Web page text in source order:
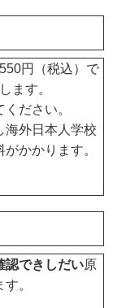
円（税込）で
ます。
ださい。
海外日本人学校
かかります。
認できしだい原
。